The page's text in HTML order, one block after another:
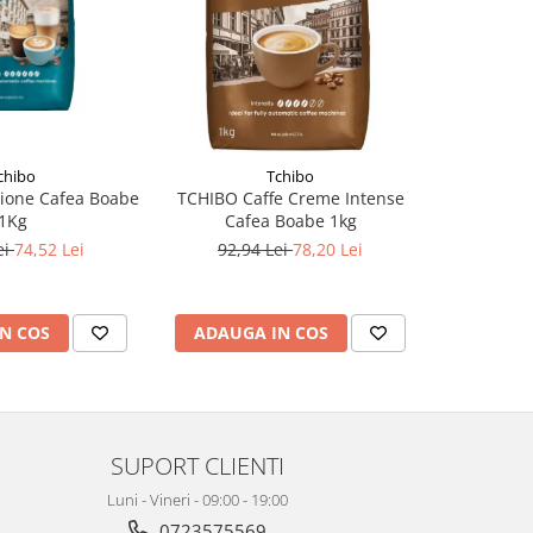
Cafea Boabe
74,52 Lei
COS
Tchibo
TCHIBO Caffe Creme Intense
Cafea Boabe 1kg
92,94 Lei78,20 Lei
ADAUGA IN COS
SUPORT CLIENTI
Luni - Vineri - 09:00 - 19:00